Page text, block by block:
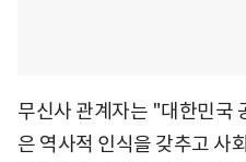
무신사 관계자는 "대한민국
은 역사적 인식을 갖추고 사